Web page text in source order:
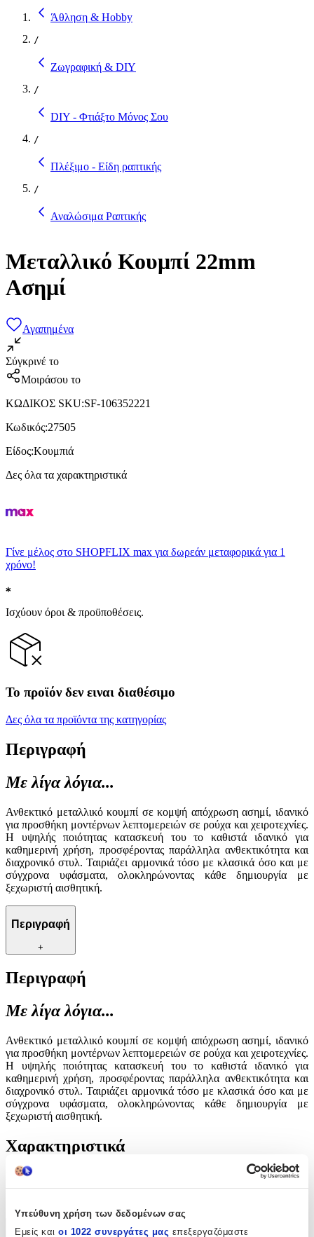
Υπεύθυνη χρήση των δεδομένων σας
Εμείς και οι 1022 συνεργάτες μας επεξεργαζόμαστε
Άθληση & Hobby
/
Ζωγραφική & DIY
/
DIY - Φτιάξτο Μόνος Σου
/
Πλέξιμο - Είδη ραπτικής
/
Αναλώσιμα Ραπτικής
Μεταλλικό Κουμπί 22mm
Ασημί
Αγαπημένα
Σύγκρινέ το
Μοιράσου το
ΚΩΔΙΚΟΣ SKU:SF-106352221
Κωδικός:27505
Είδος:Κουμπιά
Δες όλα τα χαρακτηριστικά
Γίνε μέλος στο SHOPFLIX max για δωρεάν μεταφορικά για 1
χρόνο!
Ισχύουν όροι & προϋποθέσεις.
Το προϊόν δεν ειναι διαθέσιμο
Δες όλα τα προϊόντα της κατηγορίας
Περιγραφή
Με λίγα λόγια...
Ανθεκτικό μεταλλικό κουμπί σε κομψή απόχρωση ασημί, ιδανικό
για προσθήκη μοντέρνων λεπτομερειών σε ρούχα και χειροτεχνίες.
Η υψηλής ποιότητας κατασκευή του το καθιστά ιδανικό για
καθημερινή χρήση, προσφέροντας παράλληλα ανθεκτικότητα και
διαχρονικό στυλ. Ταιριάζει αρμονικά τόσο με κλασικά όσο και με
σύγχρονα υφάσματα, ολοκληρώνοντας κάθε δημιουργία με
ξεχωριστή αισθητική.
Περιγραφή
+
Περιγραφή
Με λίγα λόγια...
Ανθεκτικό μεταλλικό κουμπί σε κομψή απόχρωση ασημί, ιδανικό
για προσθήκη μοντέρνων λεπτομερειών σε ρούχα και χειροτεχνίες.
Η υψηλής ποιότητας κατασκευή του το καθιστά ιδανικό για
καθημερινή χρήση, προσφέροντας παράλληλα ανθεκτικότητα και
διαχρονικό στυλ. Ταιριάζει αρμονικά τόσο με κλασικά όσο και με
σύγχρονα υφάσματα, ολοκληρώνοντας κάθε δημιουργία με
ξεχωριστή αισθητική.
Χαρακτηριστικά
Είδος: